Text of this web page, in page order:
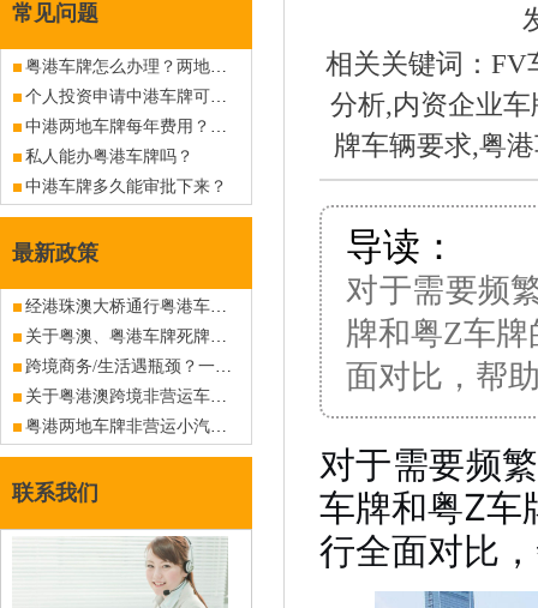
常见问题
粤港车牌怎么办理？两地车牌怎么办理？
个人投资申请中港车牌可行吗？
中港两地车牌每年费用？粤港车牌后续费用？
私人能办粤港车牌吗？
中港车牌多久能审批下来？
最新政策
经港珠澳大桥通行粤港车牌车辆海关备案过渡期海关备案方法
关于粤澳、粤港车牌死牌复活进一步放宽的公告
跨境商务/生活遇瓶颈？一张两地车牌如何解决您的通关烦恼（附各口岸实况）
关于粤港澳跨境非营运车牌新政策实施时间的解释
粤港两地车牌非营运小汽车免加签通行港珠澳大桥将试行，计划分两阶段实施
联系我们
相关关键词：FV
分析,内资企业
牌车辆要求,粤
导读：
对于需要频
牌和粤Z车
面对比，帮
对于需要频
车牌和粤Z车
行全面对比